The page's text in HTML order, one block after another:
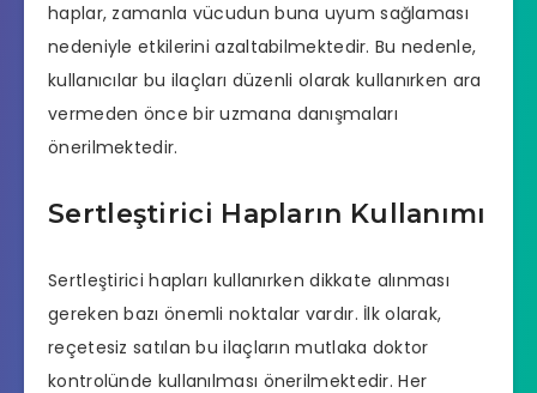
haplar, zamanla vücudun buna uyum sağlaması
nedeniyle etkilerini azaltabilmektedir. Bu nedenle,
kullanıcılar bu ilaçları düzenli olarak kullanırken ara
vermeden önce bir uzmana danışmaları
önerilmektedir.
Sertleştirici Hapların Kullanımı
Sertleştirici hapları kullanırken dikkate alınması
gereken bazı önemli noktalar vardır. İlk olarak,
reçetesiz satılan bu ilaçların mutlaka doktor
kontrolünde kullanılması önerilmektedir. Her